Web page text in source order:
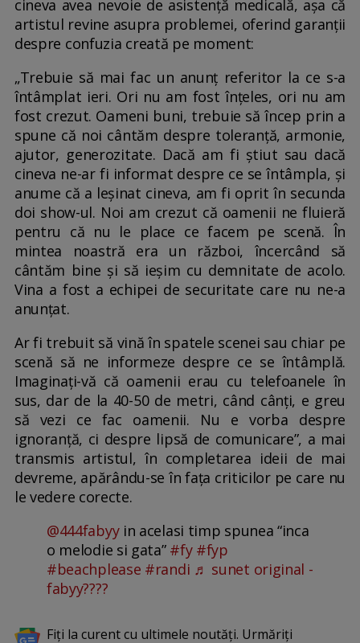
cineva avea nevoie de asistență medicală, așa că
artistul revine asupra problemei, oferind garanții
despre confuzia creată pe moment:
„Trebuie să mai fac un anunț referitor la ce s-a
întâmplat ieri. Ori nu am fost înțeles, ori nu am
fost crezut. Oameni buni, trebuie să încep prin a
spune că noi cântăm despre toleranță, armonie,
ajutor, generozitate. Dacă am fi știut sau dacă
cineva ne-ar fi informat despre ce se întâmpla, și
anume că a leșinat cineva, am fi oprit în secunda
doi show-ul. Noi am crezut că oamenii ne fluieră
pentru că nu le place ce facem pe scenă. În
mintea noastră era un război, încercând să
cântăm bine și să ieșim cu demnitate de acolo.
Vina a fost a echipei de securitate care nu ne-a
anunțat.
Ar fi trebuit să vină în spatele scenei sau chiar pe
scenă să ne informeze despre ce se întâmplă.
Imaginați-vă că oamenii erau cu telefoanele în
sus, dar de la 40-50 de metri, când cânți, e greu
să vezi ce fac oamenii. Nu e vorba despre
ignoranță, ci despre lipsă de comunicare”, a mai
transmis artistul, în completarea ideii de mai
devreme, apărându-se în fața criticilor pe care nu
le vedere corecte.
@444fabyyin acelasi timp spunea “inca
o melodie si gata” #fy #fyp
#beachplease #randi ♬ sunet original -
fabyy????
Fiți la curent cu ultimele noutăți. Urmăriți